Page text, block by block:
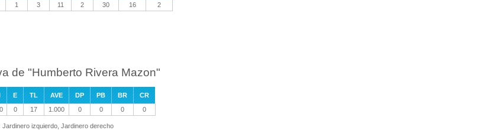
1 3 11 2 30 16 2
de "Humberto Rivera Mazon"
E TL AVE DP PB BR
CR
0 17 1.000 0 0 0 0
Jardinero izquierdo, Jardinero derecho